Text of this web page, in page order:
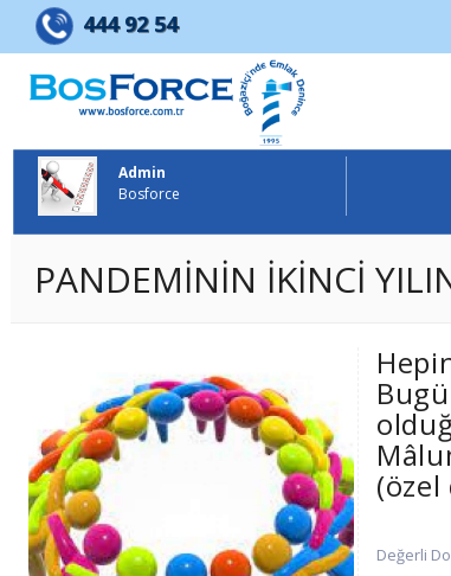
BOSFORCE EMLAK
444 92 54
Admin
Bosforce
PANDEMİNİN İKİNCİ
(özel